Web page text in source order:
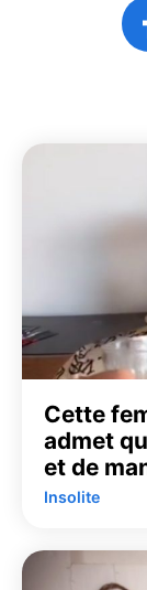
Cette
admet
et de
Insolite